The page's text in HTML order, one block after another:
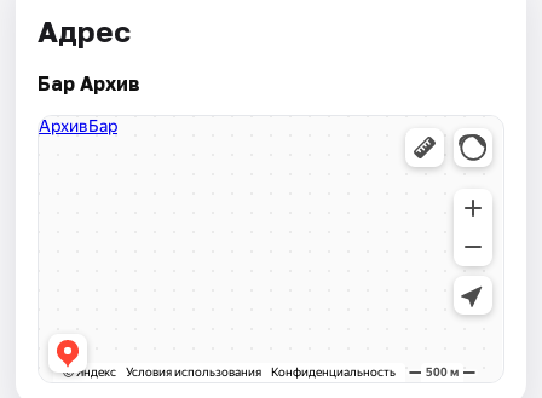
Адрес
Бар Архив